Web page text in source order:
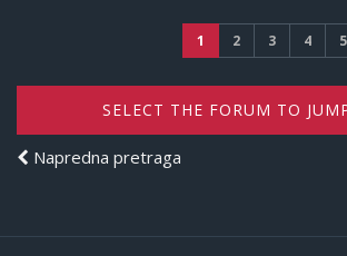
1 2 3 4 5
SELECT THE FORUM TO
Napredna pretraga